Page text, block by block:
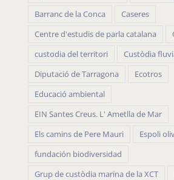
Barranc de la Conca
Caseres
Centre d'estudis de parla catalana
custodia del territori
Custòdia
Diputació de Tarragona
Ecotros
Educació ambiental
EIN Santes Creus. L' Ametlla de Mar
Els camins de Pere Mauri
Espoli
fundación biodiversidad
Grup de custòdia marina de la XCT